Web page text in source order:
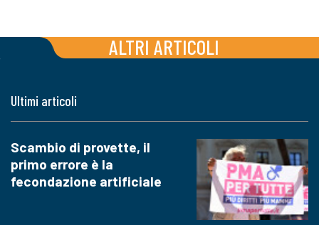
ALTRI ARTICOLI
Ultimi articoli
Scambio di provette, il
primo errore è la
fecondazione artificiale